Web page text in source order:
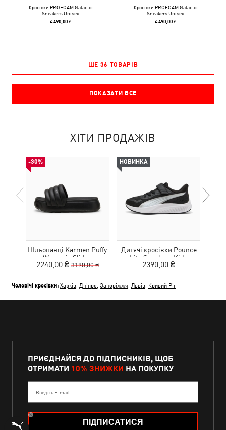
Кросівки PROFOAM Galactic
Sneakers Unisex
4 490,00 ₴
Кросівки PROFOAM Galactic
Sneakers Unisex
4 490,00 ₴
ЩЕ 36 ТОВАРІВ
ПОКАЗАТИ ВСЕ
ХІТИ ПРОДАЖІВ
-30%
Шльопанці Karmen Puffy
Women's Slides
2240,00 ₴ 3190,00 ₴
НОВИНКА
Дитячі кросівки Pounce
Lite Sneakers Kids
2390,00 ₴
Чоловічі кросівки: Харків Дніпро Запоріжжя Львів Кривий Ріг
ПРИЄДНАЙСЯ ДО ПІДПИСНИКІВ, ЩОБ
ОТРИМАТИ 10% ЗНИЖКИ НА ПОКУПКУ
Введіть E-mail
ПІДПИСАТИСЯ